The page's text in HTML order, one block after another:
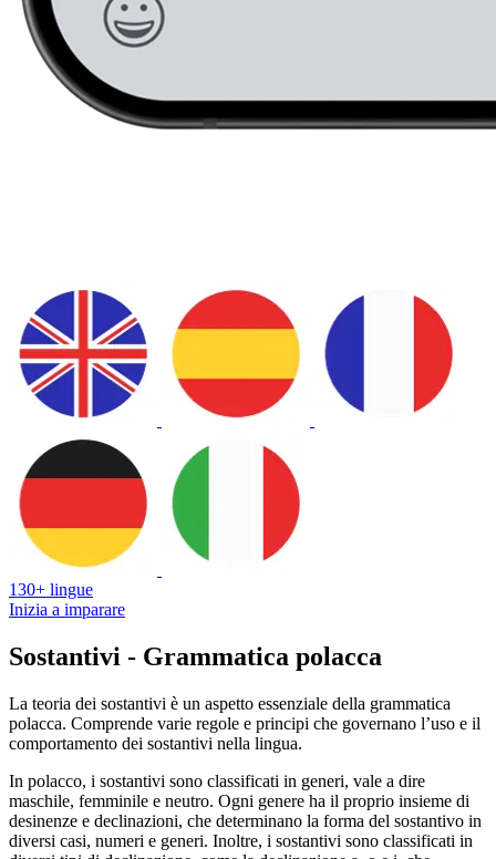
130+ lingue
Inizia a imparare
Sostantivi - Grammatica polacca
La teoria dei sostantivi è un aspetto essenziale della grammatica
polacca. Comprende varie regole e principi che governano l’uso e il
comportamento dei sostantivi nella lingua.
In polacco, i sostantivi sono classificati in generi, vale a dire
maschile, femminile e neutro. Ogni genere ha il proprio insieme di
desinenze e declinazioni, che determinano la forma del sostantivo in
diversi casi, numeri e generi. Inoltre, i sostantivi sono classificati in